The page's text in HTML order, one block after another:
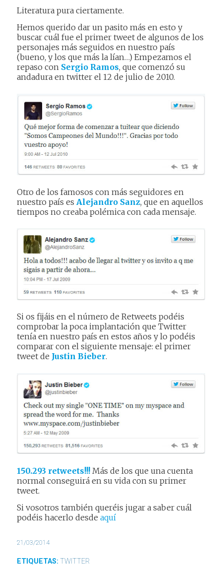
Literatura pura ciertamente.
Hemos querido dar un pasito más en esto y
buscar cuál fue el primer tweet de algunos de los
personajes más seguidos en nuestro país
(bueno, y los que más la lían…) Empezamos el
repaso con Sergio Ramos, que comenzó su
andadura en twitter el 12 de julio de 2010.
Otro de los famosos con más seguidores en
nuestro país es Alejandro Sanz, que en aquellos
tiempos no creaba polémica con cada mensaje.
Si os fijáis en el número de Retweets podéis
comprobar la poca implantación que Twitter
tenía en nuestro país en estos años y lo podéis
comparar con el siguiente mensaje: el primer
tweet de Justin Bieber.
150.293 retweets!!!Más de los que una cuenta
normal conseguirá en su vida con su primer
tweet.
Si vosotros también queréis jugar a saber cuál
podéis hacerlo desde aquí
21/03/2014
ETIQUETAS: TWITTER